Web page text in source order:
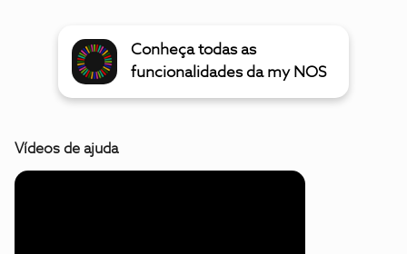
Conheça todas as
funcionalidades da my NOS
Vídeos de ajuda